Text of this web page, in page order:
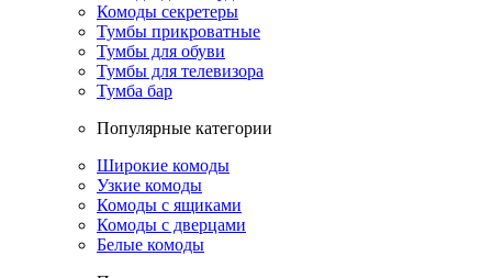
Комоды секретеры
Тумбы прикроватные
Тумбы для обуви
Тумбы для телевизора
Тумба бар
Популярные категории
Широкие комоды
Узкие комоды
Комоды с ящиками
Комоды с дверцами
Белые комоды